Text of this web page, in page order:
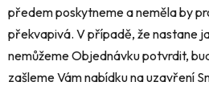
předem poskytneme a neměla by
překvapivá. V případě, že nastane
nemůžeme Objednávku potvrdit,
zašleme Vám nabídku na uzavření